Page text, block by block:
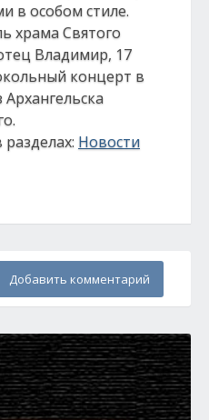
в особом стиле.
храма Святого
Владимир, 17
концерт в
Новости
Добавить комментарий